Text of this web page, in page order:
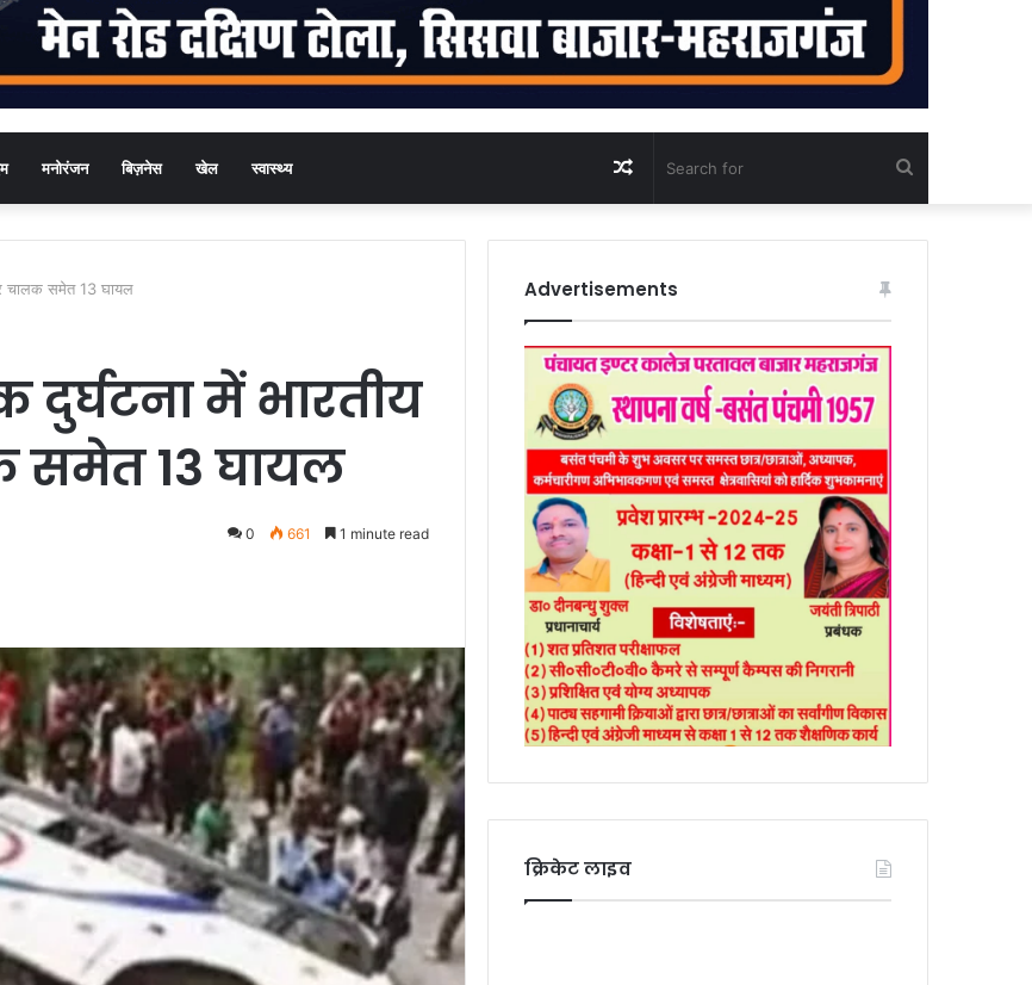
मनोरंजन बिज़नेस खेल स्वास्थ्य
for
Random
Article
चालक समेत 13 घायल
में भारतीय
समेत 13 घायल
0 661 1 minute read
Advertisements
क्रिकेट लाइव